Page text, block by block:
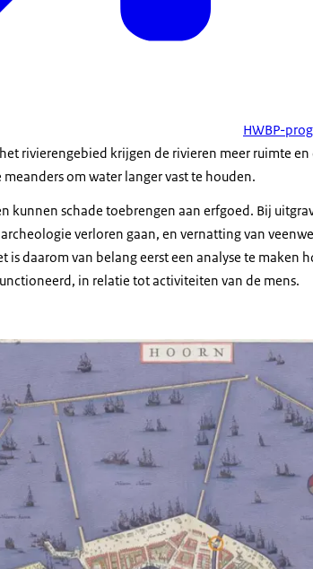
HWBP-
rivierengebied krijgen de rivieren meer ruimte
om water langer vast te houden.
kunnen schade toebrengen aan erfgoed. Bij
verloren gaan, en vernatting van
is daarom van belang eerst een analyse te maken
in relatie tot activiteiten van de mens.